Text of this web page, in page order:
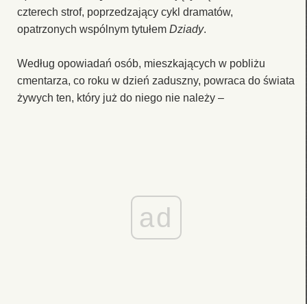
czterech strof, poprzedzający cykl dramatów,
opatrzonych wspólnym tytułem Dziady.
Według opowiadań osób, mieszkających w pobliżu
cmentarza, co roku w dzień zaduszny, powraca do świata
żywych ten, który już do niego nie należy –
ad